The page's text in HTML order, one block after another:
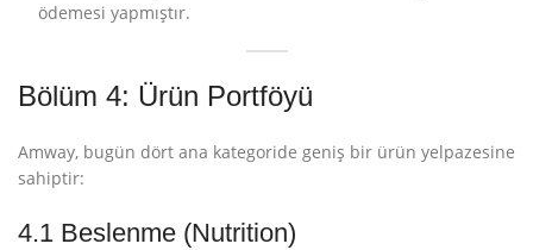
ödemesi yapmıştır.
Bölüm 4: Ürün Portföyü
Amway, bugün dört ana kategoride geniş bir ürün yelpazesine
sahiptir:
4.1 Beslenme (Nutrition)